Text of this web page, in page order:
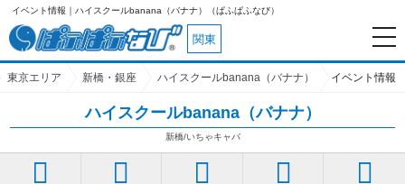
ト情報｜ハイスクールbanana（バナナ）（ぱふぱふなび）
関東
東京エリア 新橋・銀座 ハイスクールbanana（バナナ） イベント情報
ハイスクールbanana（バナナ）
新橋/いちゃキャバ